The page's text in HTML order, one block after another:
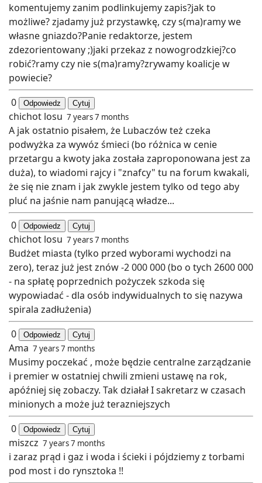
komentujemy zanim podlinkujemy zapis?jak to
możliwe? zjadamy już przystawkę, czy s(ma)ramy we
własne gniazdo?Panie redaktorze, jestem
zdezorientowany ;)jaki przekaz z nowogrodzkiej?co
robić?ramy czy nie s(ma)ramy?zrywamy koalicje w
powiecie?
0
Odpowiedz Cytuj
chichot losu 7 years 7 months
A jak ostatnio pisałem, że Lubaczów też czeka
podwyżka za wywóz śmieci (bo różnica w cenie
przetargu a kwoty jaka została zaproponowana jest za
duża), to wiadomi rajcy i "znafcy" tu na forum kwakali,
że się nie znam i jak zwykle jestem tylko od tego aby
pluć na jaśnie nam panującą władze...
0
Odpowiedz Cytuj
chichot losu 7 years 7 months
Budżet miasta (tylko przed wyborami wychodzi na
zero), teraz już jest znów -2 000 000 (bo o tych 2600 000
- na spłatę poprzednich pożyczek szkoda się
wypowiadać - dla osób indywidualnych to się nazywa
spirala zadłużenia)
0
Odpowiedz Cytuj
Ama 7 years 7 months
Musimy poczekać , może będzie centralne zarządzanie
i premier w ostatniej chwili zmieni ustawę na rok,
apóźniej się zobaczy. Tak działał I sakretarz w czasach
minionych a może już terazniejszych
0
Odpowiedz Cytuj
miszcz 7 years 7 months
i zaraz prąd i gaz i woda i ścieki i pójdziemy z torbami
pod most i do rynsztoka !!